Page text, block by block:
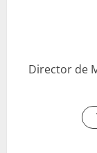
Director de